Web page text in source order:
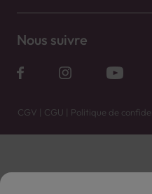
Nous suivre
CGV | CGU | Politique de
Vente uniquement en caves.